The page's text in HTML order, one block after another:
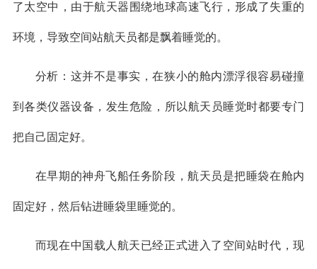
了太空中，由于航天器围绕地球高速飞行，形成了失重的
环境，导致空间站航天员都是飘着睡觉的。
分析：这并不是事实，在狭小的舱内漂浮很容易碰撞
到各类仪器设备，发生危险，所以航天员睡觉时都要专门
把自己固定好。
在早期的神舟飞船任务阶段，航天员是把睡袋在舱内
固定好，然后钻进睡袋里睡觉的。
而现在中国载人航天已经正式进入了空间站时代，现